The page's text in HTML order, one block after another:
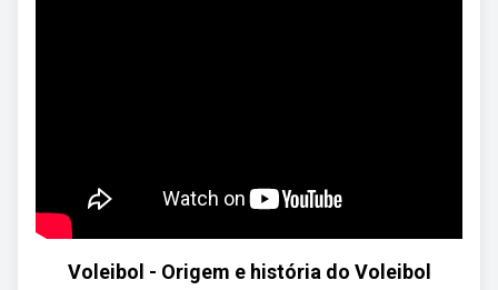
Voleibol - Origem e história do Voleibol